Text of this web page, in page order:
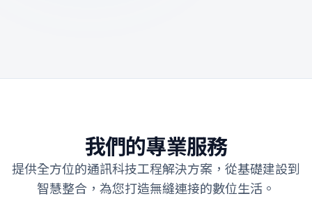
我們的專業服務
提供全方位的通訊科技工程解決方案，從基礎建設到
智慧整合，為您打造無縫連接的數位生活。